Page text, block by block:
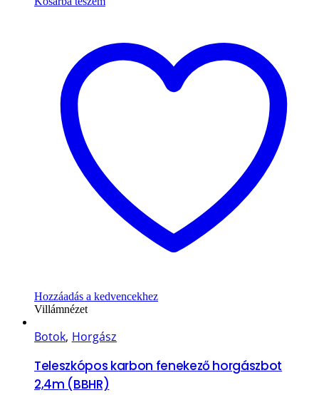
Hozzáadás a kedvencekhez
Villámnézet
Botok, Horgász
Teleszkópos karbon fenekező horgászbot
2,4m (BBHR)